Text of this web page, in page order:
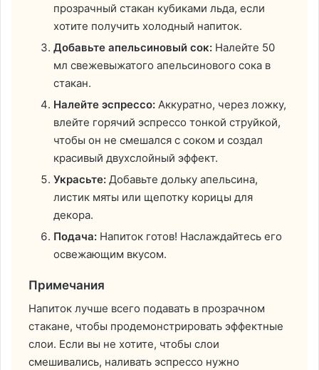
прозрачный стакан кубиками льда, если
хотите получить холодный напиток.
Добавьте апельсиновый сок: Налейте 50
мл свежевыжатого апельсинового сока в
стакан.
Налейте эспрессо: Аккуратно, через ложку,
влейте горячий эспрессо тонкой струйкой,
чтобы он не смешался с соком и создал
красивый двухслойный эффект.
Украсьте: Добавьте дольку апельсина,
листик мяты или щепотку корицы для
декора.
Подача: Напиток готов! Наслаждайтесь его
освежающим вкусом.
Примечания
Напиток лучше всего подавать в прозрачном
стакане, чтобы продемонстрировать эффектные
слои. Если вы не хотите, чтобы слои
смешивались, наливать эспрессо нужно